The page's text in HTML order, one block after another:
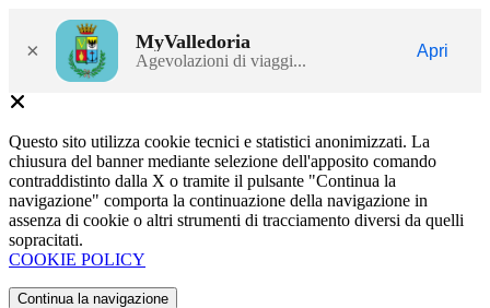
× MyValledoria
Agevolazioni di viaggi...
Apri
Questo sito utilizza cookie tecnici e statistici anonimizzati. La
chiusura del banner mediante selezione dell'apposito comando
contraddistinto dalla X o tramite il pulsante "Continua la
navigazione" comporta la continuazione della navigazione in
assenza di cookie o altri strumenti di tracciamento diversi da quelli
sopracitati.
COOKIE POLICY
Continua la navigazione